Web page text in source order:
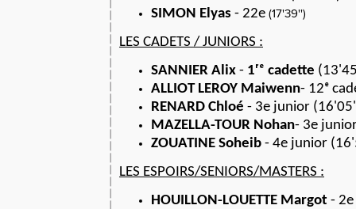
SIMON Elyas - 22e (17'39'')
LES CADETS / JUNIORS :
SANNIER Alix - 1ʳᵉ cadette
ALLIOT LEROY Maiwenn- 12ᵉ
RENARD Chloé - 3e junior
MAZELLA-TOUR Nohan- 3e
ZOUATINE Soheib - 4e junior
LES ESPOIRS/SENIORS/MASTERS :
HOUILLON-LOUETTE Margot - 2e